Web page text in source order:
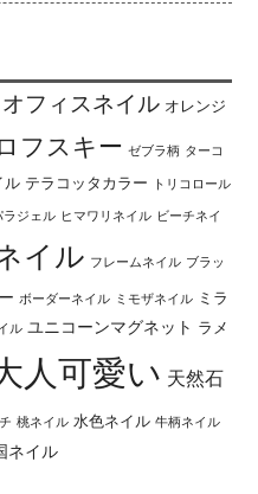
オフィスネイル オレンジ
フスキー ゼブラ柄 ターコ
ル テラコッタカラー トリコロール
ラジェル ヒマワリネイル ビーチネイ
イル フレームネイル ブラッ
ボーダーネイル ミモザネイル ミラ
ル ユニコーンマグネット ラメ
人可愛い 天然石
桃ネイル 水色ネイル 牛柄ネイル
ネイル